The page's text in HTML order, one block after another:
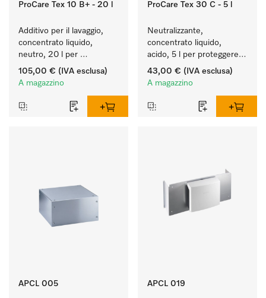
ProCare Tex 10 B+ - 20 l
Additivo per il lavaggio,
concentrato liquido,
neutro, 20 l per
rimuovere in modo
efficace le macchie di
105,00 € (IVA esclusa)
A magazzino
ProCare Tex 30 C - 5 l
Neutralizzante,
concentrato liquido,
acido, 5 l per proteggere
in modo ottimale i tessuti
mediante neutralizzazione
43,00 € (IVA esclusa)
A magazzino
APCL 005 APCL 019